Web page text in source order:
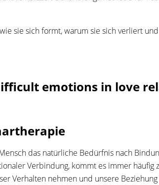
sie sich formt, warum sie sich verliert
emotions in love
das natürliche Bedürfnis nach
Verbindung, kommt es immer
Verhalten nehmen und unsere